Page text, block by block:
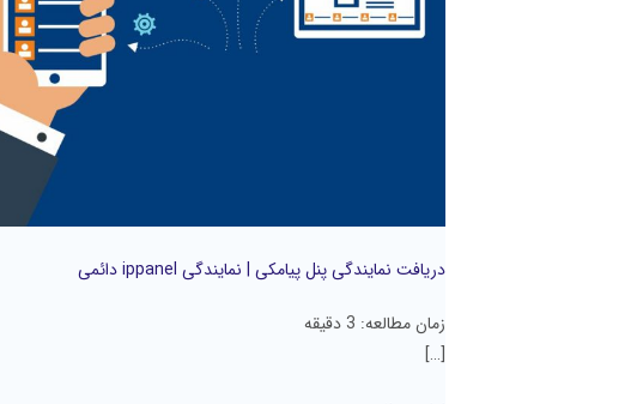
دریافت نمایندگی پنل پیامکی | نمایندگی ippanel دائمی
زمان مطالعه: 3 دقیقه
[…]
نمایندگی
ippanel